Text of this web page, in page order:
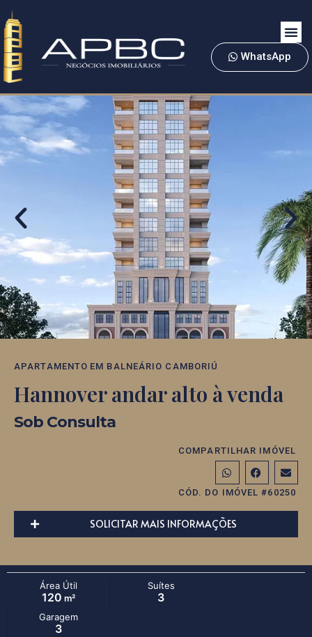
WhatsApp
APARTAMENTO EM BALNEÁRIO CAMBORIÚ
Hannover andar alto à venda
Sob Consulta
COMPARTILHAR IMÓVEL
CÓD. DO IMÓVEL #60250
SOLICITAR MAIS INFORMAÇÕES
Área Útil
120 m²
Suítes
3
Garagem
3